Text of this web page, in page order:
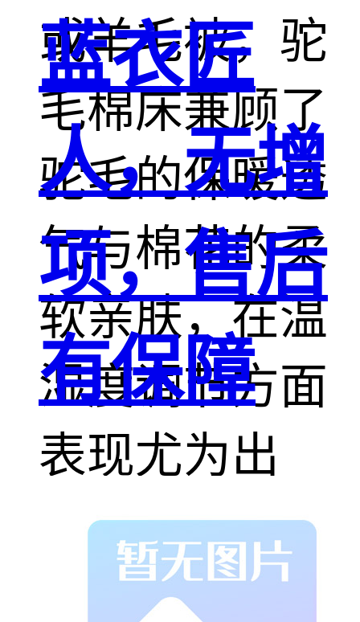
或羊毛被，驼
毛棉床兼顾了
驼毛的保暖透
气与棉花的柔
软亲肤，在温
湿度调节方面
表现尤为出
色。对于生活
在江南水乡、
蓝衣匠
人，无增
项，售后
有保障